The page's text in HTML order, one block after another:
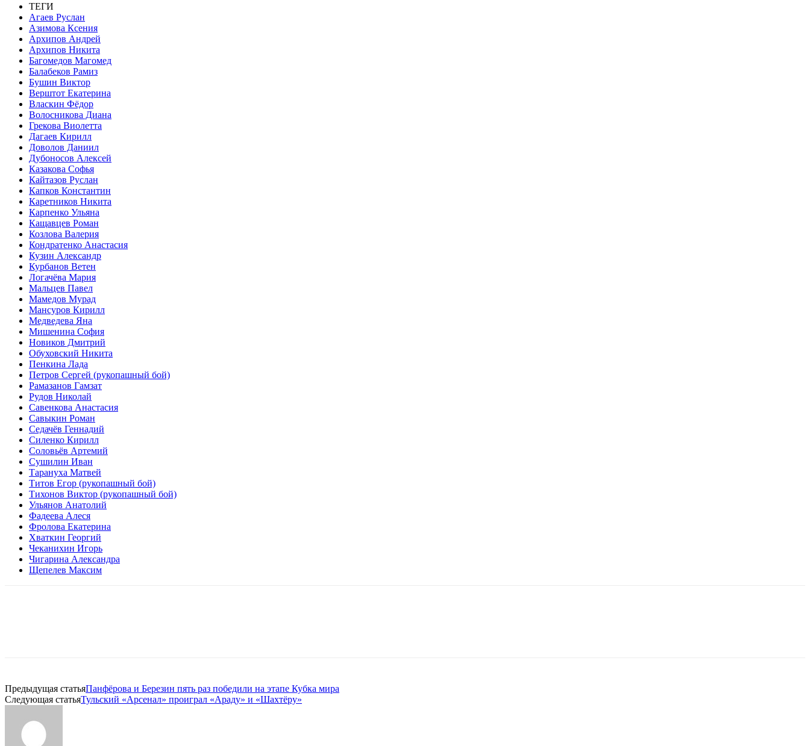
ТЕГИ
Агаев Руслан
Азимова Ксения
Архипов Андрей
Архипов Никита
Багомедов Магомед
Балабеков Рамиз
Бушин Виктор
Верштот Екатерина
Власкин Фёдор
Волосникова Диана
Грекова Виолетта
Дагаев Кирилл
Доволов Даниил
Дубоносов Алексей
Казакова Софья
Кайтазов Руслан
Капков Константин
Каретников Никита
Карпенко Ульяна
Кащавцев Роман
Козлова Валерия
Кондратенко Анастасия
Кузин Александр
Курбанов Ветен
Логачёва Мария
Мальцев Павел
Мамедов Мурад
Мансуров Кирилл
Медведева Яна
Мишенина София
Новиков Дмитрий
Обуховский Никита
Пенкина Лада
Петров Сергей (рукопашный бой)
Рамазанов Гамзат
Рудов Николай
Савенкова Анастасия
Савыкин Роман
Седачёв Геннадий
Силенко Кирилл
Соловьёв Артемий
Сушилин Иван
Тарануха Матвей
Титов Егор (рукопашный бой)
Тихонов Виктор (рукопашный бой)
Ульянов Анатолий
Фадеева Алеся
Фролова Екатерина
Хваткин Георгий
Чеканихин Игорь
Чигарина Александра
Щепелев Максим
Предыдущая статьяПанфёрова и Березин пять раз победили на этапе Кубка мира
Следующая статьяТульский «Арсенал» проиграл «Араду» и «Шахтёру»